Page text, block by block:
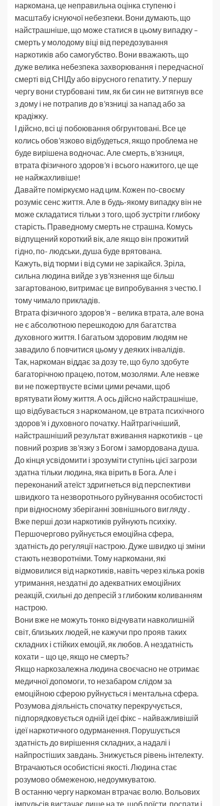
наркомана, це неправильна оцінка ступеню і
масштабу існуючої небезпеки. Вони думають, що
найстрашніше, що може статися в цьому випадку –
смерть у молодому віці від передозування
наркотиків або самогубство. Вони вважають, що
дуже велика небезпека захворювання і передчасної
смерті від СНІДу або вірусного гепатиту. У першу
чергу вони стурбовані тим, як би син не витягнув все
з дому і не потрапив до в’язниці за напад або за
крадіжку.
І дійсно, всі ці побоювання обгрунтовані. Все це
колись обов’язково відбудеться, якщо проблема не
буде вирішена водночас. Але смерть, в’язниця,
втрата фізичного здоров’я і всього нажитого, це ще
не найжахливіше!
Давайте поміркуємо над цим. Кожен по-своєму
розуміє сенс життя. Але в будь-якому випадку він не
може складатися тільки з того, щоб зустріти глибоку
старість. Праведному смерть не страшна. Комусь
відпущений короткий вік, але якщо він прожитий
гідно, по- людськи, душа буде врятована.
Кажуть, від тюрми і від суми не зарікайся. Зріла,
сильна людина вийде з ув’язнення ще більш
загартованою, витримає це випробування з честю. І
тому чимало прикладів.
Втрата фізичного здоров’я – велика втрата, але вона
не є абсолютною перешкодою для багатства
духовного життя. І багатьом здоровим людям не
завадило б повчитися цьому у деяких інвалідів.
Так, наркоман віддає за дозу те, що було здобуте
багаторічною працею, потом, мозолями. Але невже
ви не пожертвуєте всіми цими речами, щоб
врятувати йому життя. А ось дійсно найстрашніше,
що відбувається з наркоманом, це втрата психічного
здоров’я і духовного початку. Найтрагічніший,
найстрашніший результат вживання наркотиків – це
повний розрив зв’язку з Богом і замордована душа.
До кінця усвідомити і зрозуміти ступінь цієї загрози
здатна тільки людина, яка вірить в Бога. Але і
переконаний атеїст здригнеться від перспективи
швидкого та незворотнього руйнування особистості
при відносному зберіганні зовнішнього вигляду .
Вже перші дози наркотиків руйнують психіку.
Першочергово руйнується емоційна сфера,
здатність до регуляції настрою. Дуже швидко ці зміни
стають незворотніми. Тому наркомани, які
відмовилися від наркотиків, навіть через кілька років
утримання, нездатні до адекватних емоційних
реакцій, схильні до депресій з глибоким коливанням
настрою.
Вони вже не можуть тонко відчувати навколишній
світ, близьких людей, не кажучи про прояв таких
складних і стійких емоцій, як любов. А нездатність
кохати – що це, якщо не смерть?
Якщо наркозалежна людина своєчасно не отримає
медичної допомоги, то незабаром слідом за
емоційною сферою руйнується і ментальна сфера.
Розумова діяльність спочатку перекручується,
підпорядковується одній ідеї фікс – найважливішій
ідеї наркотичного одурманення. Порушується
здатність до вирішення складних, а надалі і
найпростіших завдань. Знижується рівень інтелекту.
Втрачаються особистісні якості. Людина стає
розумово обмеженою, недоумкуватою.
В останню чергу наркоман втрачає волю. Вольових
імпульсів вистачає лише на те, щоб поїсти, поспати і